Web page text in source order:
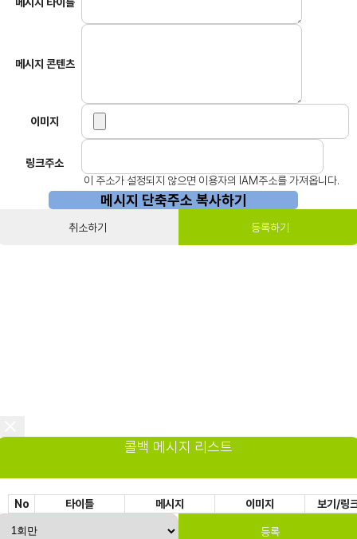
메시지 콘텐츠
이미지
링크주소
이 주소가 설정되지 않으면 이용자의 IAM주소를 가져옵니다.
메시지 단축주소 복사하기
취소하기 등록하기
콜백 메시지 리스트
No 타이틀 메시지 이미지 보기/링
등록